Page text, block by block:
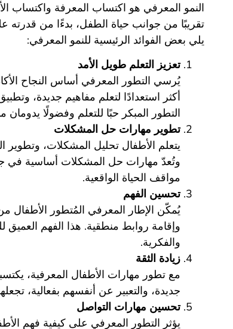
النمو المعرفي هو اكتساب المعرفة واكتساب
تقريبًا من جوانب حياة الطفل، بدءًا من قدرته
يلي بعض الفوائد الرئيسية للنمو المعرفي:
تعزيز التعلم طويل الأمد
يُرسي التطور المعرفي أساس النجاح
أكثر استعدادًا لتعلم مفاهيم جديدة،
التطور المبكر حبًا للتعلم وفضولًا يدومان
تطوير مهارات حل المشكلات
يتعلم الأطفال تحليل المشكلات،
وتُعدّ مهارات حل المشكلات أساسية في
مواقف الحياة الواقعية.
تحسين الفهم
يُمكّن الإطار المعرفي المُتطور الأطفال
وإقامة روابط منطقية. هذا الفهم العميق
والفكرية.
زيادة الثقة
مع تطور مهارات الأطفال المعرفية،
جديدة، والتعبير عن أنفسهم بفعالية،
تحسين مهارات التواصل
يؤثر التطور المعرفي على كيفية فهم